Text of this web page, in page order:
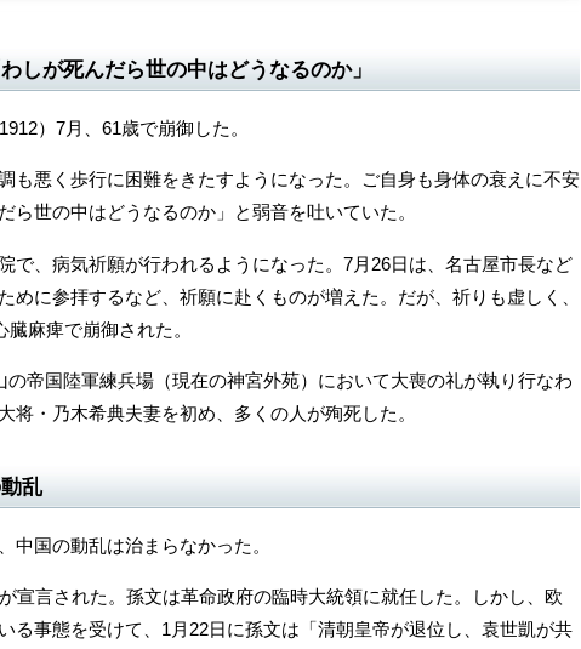
しが死んだら世の中はどうなるのか」
）7月、61歳で崩御した。
も悪く歩行に困難をきたすようになった。ご自身も身体の衰えに不安
ら世の中はどうなるのか」と弱音を吐いていた。
で、病気祈願が行われるようになった。7月26日は、名古屋市長など
めに参拝するなど、祈願に赴くものが増えた。だが、祈りも虚しく、
麻痺で崩御された。
帝国陸軍練兵場（現在の神宮外苑）において大喪の礼が執り行なわ
将・乃木希典夫妻を初め、多くの人が殉死した。
乱
国の動乱は治まらなかった。
宣言された。孫文は革命政府の臨時大統領に就任した。しかし、欧
る事態を受けて、1月22日に孫文は「清朝皇帝が退位し、袁世凱が共